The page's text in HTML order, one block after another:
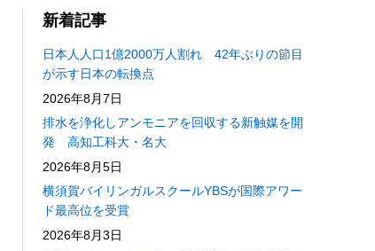
新着記事
日本人人口1億2000万人割れ 42年ぶりの節目
が示す日本の転換点
2026年8月7日
排水を浄化しアンモニアを回収する新触媒を開
発 高知工科大・名大
2026年8月5日
横須賀バイリンガルスクールYBSが国際アワー
ド最高位を受賞
2026年8月3日